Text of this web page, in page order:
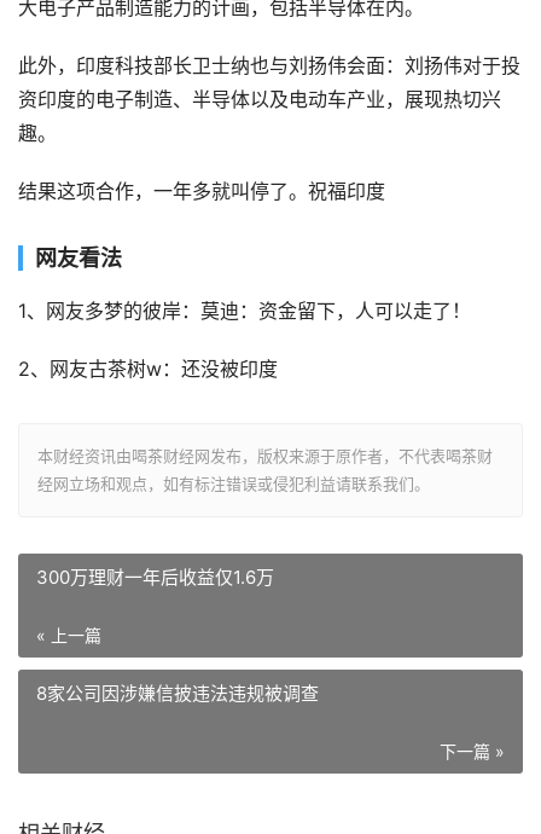
大电子产品制造能力的计画，包括半导体在内。
此外，印度科技部长卫士纳也与刘扬伟会面：刘扬伟对于投
资印度的电子制造、半导体以及电动车产业，展现热切兴
趣。
结果这项合作，一年多就叫停了。祝福印度
网友看法
1、网友多梦的彼岸：莫迪：资金留下，人可以走了！
2、网友古茶树w：还没被印度
本财经资讯由喝茶财经网发布，版权来源于原作者，不代表喝茶财
经网立场和观点，如有标注错误或侵犯利益请联系我们。
300万理财一年后收益仅1.6万
« 上一篇
8家公司因涉嫌信披违法违规被调查
下一篇 »